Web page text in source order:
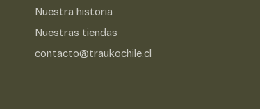
Nuestra historia
Nuestras tiendas
contacto@traukochile.cl